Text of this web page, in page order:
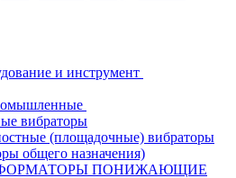
и инструмент
вибраторы
(площадочные) вибраторы
общего назначения)
ПОНИЖАЮЩИЕ